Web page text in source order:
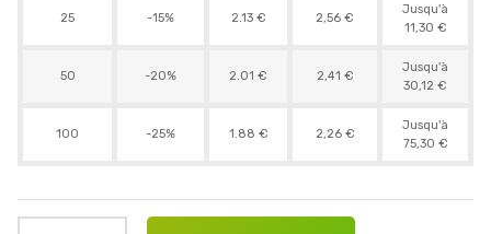
25 -15% 2.13 € 2,56 €
Jusqu'à
11,30 €
50 -20% 2.01 € 2,41 €
Jusqu'à
30,12 €
100 -25% 1.88 € 2,26 €
Jusqu'à
75,30 €